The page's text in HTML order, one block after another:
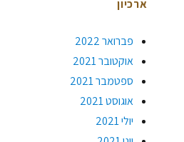
ארכיון
פברואר 2022
אוקטובר 2021
ספטמבר 2021
אוגוסט 2021
יולי 2021